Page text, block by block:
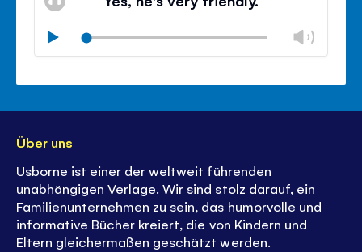
Play
Über uns
Usborne ist einer der weltweit führenden
unabhängigen Verlage. Wir sind stolz darauf, ein
Familienunternehmen zu sein, das humorvolle und
informative Bücher kreiert, die von Kindern und
Eltern gleichermaßen geschätzt werden.